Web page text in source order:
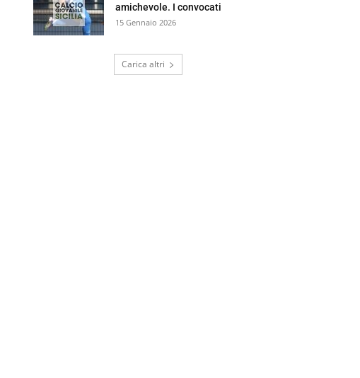
amichevole. I convocati
15 Gennaio 2026
Carica altri